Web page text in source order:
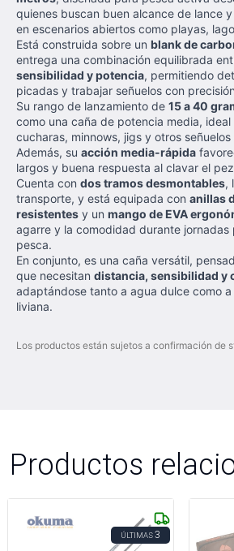
quienes buscan buen alcance de lance
en escenarios abiertos como playas,
Está construida sobre un blank de
entrega una combinación equilibrada
sensibilidad y potencia, permitiendo
picadas y trabajar señuelos con
Su rango de lanzamiento de 15 a 40
como una caña de potencia media,
cucharas, minnows, jigs y otros
Además, su acción media-rápida
largos y buena respuesta al clavar el
Cuenta con dos tramos desmontables,
transporte, y está equipada con anillas
resistentes y un mango de EVA
agarre y la comodidad durante jornadas
pesca.
En conjunto, es una caña versátil,
que necesitan distancia, sensibilidad y
adaptándose tanto a agua dulce como
liviana.
Los productos están sujetos a confirmación de
Productos
ÚLTIMAS3